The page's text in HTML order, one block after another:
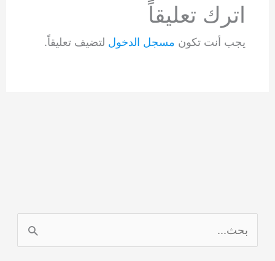
اترك تعليقاً
يجب أنت تكون مسجل الدخول لتضيف تعليقاً.
ل